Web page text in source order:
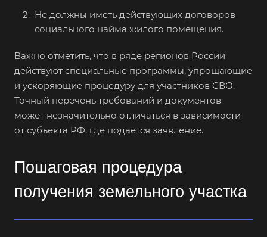
Не должны иметь действующих договоров
социального найма жилого помещения.
Важно отметить, что в ряде регионов России
действуют специальные программы, упрощающие
и ускоряющие процедуру для участников СВО.
Точный перечень требований и документов
может незначительно отличаться в зависимости
от субъекта РФ, где подается заявление.
Пошаговая процедура
получения земельного участка